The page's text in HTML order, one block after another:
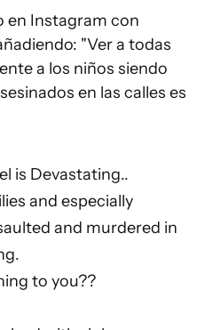
en Instagram con
"Ver a todas
a los niños siendo
en las calles es
is Devastating..
and especially
and murdered in
to you??